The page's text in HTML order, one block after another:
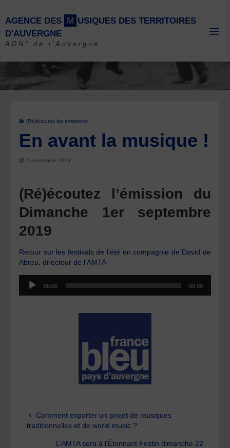
content
AGENCE DES M USIQUES DES TERRITOIRES
D'AUVERGNE
ADN* de l'Auvergne
(Ré)écoutez les émissions
En avant la musique !
1 septembre 2019
(Ré)écoutez l’émission du
Dimanche 1er septembre
2019
Retour sur les festivals de l’été en compagnie de David de
Abreu, directeur de l’AMTA
Lecteur
audio
00:00 00:00
Comment exporter un projet de musiques
traditionnelles et de world music ?
L’AMTA sera à l’Étonnant Festin dimanche 22